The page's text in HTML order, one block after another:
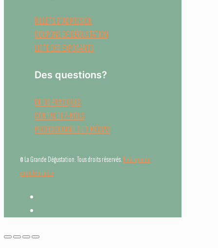
BILLETS D'ADMISSION
COUPONS DE DÉGUSTATION
LISTE DES EXPOSANTS
Des questions?
INFOS PRATIQUES
CONTACTEZ-NOUS
PROFESSIONNELS ET MÉDIAS
© La Grande Dégustation. Tous droits réservés. Politique de
confidentialité